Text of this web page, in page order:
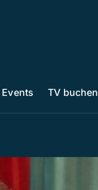
Events TV buchen